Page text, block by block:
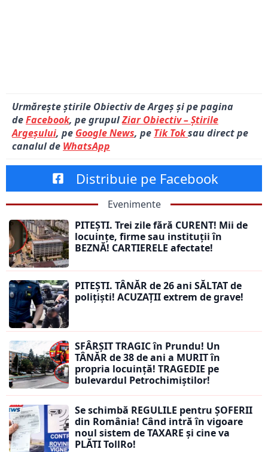
Urmărește știrile Obiectiv de Argeș și pe pagina
deFacebook, pe grupulZiar Obiectiv – Știrile
Argeșului, pe Google News, pe Tik Toksau direct pe
canalul de WhatsApp
Distribuie pe Facebook
Evenimente
PITEȘTI. Trei zile fără CURENT! Mii de
locuințe, firme sau instituții în
BEZNĂ! CARTIERELE afectate!
PITEȘTI. TÂNĂR de 26 ani SĂLTAT de
polițiști! ACUZAȚII extrem de grave!
SFÂRȘIT TRAGIC în Prundu! Un
TÂNĂR de 38 de ani a MURIT în
propria locuință! TRAGEDIE pe
bulevardul Petrochimiștilor!
Se schimbă REGULILE pentru ȘOFERII
din România! Când intră în vigoare
noul sistem de TAXARE și cine va
PLĂTI TollRo!